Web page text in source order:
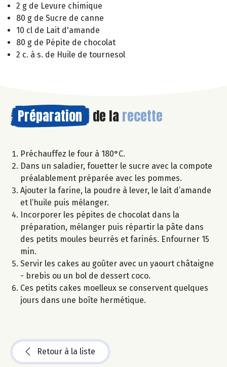
2 g de Levure chimique
80 g de Sucre de canne
10 cl de Lait d'amande
80 g de Pépite de chocolat
2 c. à s. de Huile de tournesol
Préparation de la recette
Préchauffez le four à 180°C.
Dans un saladier, fouetter le sucre avec la compote
préalablement préparée avec les pommes.
Ajouter la farine, la poudre à lever, le lait d’amande
et l’huile puis mélanger.
Incorporer les pépites de chocolat dans la
préparation, mélanger puis répartir la pâte dans
des petits moules beurrés et farinés. Enfourner 15
min.
Servir les cakes au goûter avec un yaourt châtaigne
- brebis ou un bol de dessert coco.
Ces petits cakes moelleux se conservent quelques
jours dans une boîte hermétique.
Retour à la liste